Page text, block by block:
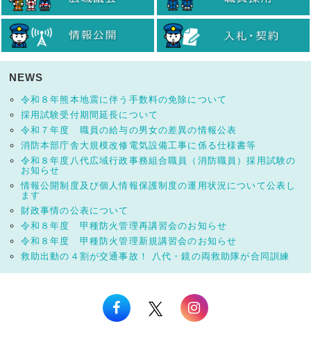
NEWS
令和８年熊本地震に伴う手数料の免除について
採用試験受付期間延長について
令和７年度 職員の給与の男女の差異の情報公表
消防本部庁舎大規模改修電気設備工事に係る仕様書等
令和８年度八代広域行政事務組合職員（消防職員）採用試験の
お知らせ
情報公開制度及び個人情報保護制度の運用状況について公表し
ます
財政事情の公表について
令和８年度 甲種防火管理再講習会のお知らせ
令和８年度 甲種防火管理新規講習会のお知らせ
救助出動の４割が交通事故！ 八代・鏡の両救助隊が合同訓練